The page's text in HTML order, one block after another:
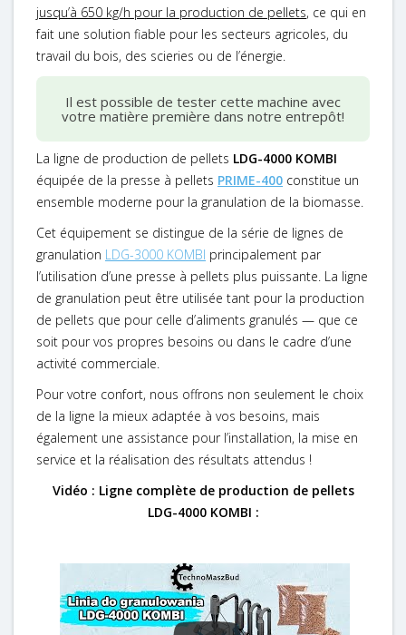
jusqu’à 650 kg/h pour la production de pellets, ce qui en
fait une solution fiable pour les secteurs agricoles, du
travail du bois, des scieries ou de l’énergie.
Il est possible de tester cette machine avec
votre matière première dans notre entrepôt!
La ligne de production de pellets LDG-4000 KOMBI
équipée de la presse à pellets PRIME-400 constitue un
ensemble moderne pour la granulation de la biomasse.
Cet équipement se distingue de la série de lignes de
granulation LDG-3000 KOMBI principalement par
l’utilisation d’une presse à pellets plus puissante. La ligne
de granulation peut être utilisée tant pour la production
de pellets que pour celle d’aliments granulés — que ce
soit pour vos propres besoins ou dans le cadre d’une
activité commerciale.
Pour votre confort, nous offrons non seulement le choix
de la ligne la mieux adaptée à vos besoins, mais
également une assistance pour l’installation, la mise en
service et la réalisation des résultats attendus !
Vidéo : Ligne complète de production de pellets
LDG-4000 KOMBI :